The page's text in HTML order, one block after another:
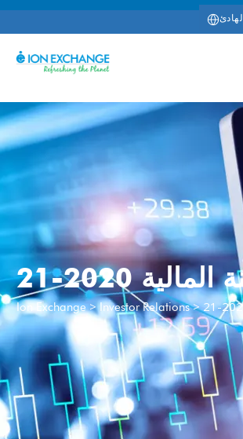
2020-21
Ion Exchange>Investor Relations>